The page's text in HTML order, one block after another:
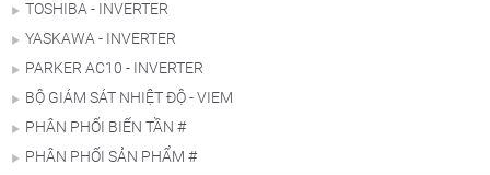
TOSHIBA - INVERTER
YASKAWA - INVERTER
PARKER AC10 - INVERTER
BỘ GIÁM SÁT NHIỆT ĐỘ - VIEM
PHÂN PHỐI BIẾN TẦN #
PHÂN PHỐI SẢN PHẨM #